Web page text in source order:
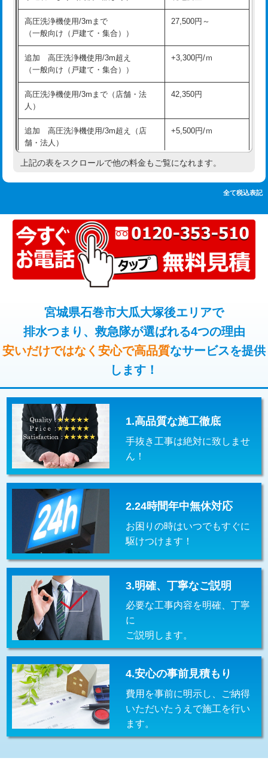
追加人工 16,500円
廃棄・処分 現場見積
※給水管工事は20mmまでの価格です。
持込商品取付（混合水栓）
持込商品取付（浄水器・分岐水栓） 16,500円
業）
排水管工事（追加 排水管工事/3ｍ超
え）
マス交換（土の掘削・埋め戻し作業） 11,000円~
マス交換（深さ50㎝以上） 66,000円
コンクリート斫り（厚さ10㎝まで） 27,500円
コンクリート斫り（厚さ10㎝超え） 38,500円
モルタル補修（厚さ10㎝まで） 27,500円
モルタル補修（厚さ10㎝超え） 38,500円
追加人工 16,500円
高圧洗浄機使用/3mまで
（一般向け（戸建て・集合））
27,500円～
追加 高圧洗浄機使用/3m超え
（一般向け（戸建て・集合））
+3,300円/ｍ
高圧洗浄機使用/3mまで（店舗・法
人）
42,350円
追加 高圧洗浄機使用/3m超え（店
舗・法人）
+5,500円/ｍ
高度高圧洗浄換 現地調査
トーラー機使用/3mまで 33,000円
追加トーラー機使用/3m超え +3,300円
カメラ調査 33,000円
止水・漏水調査・防水処理・清掃・修
理・調整・分解・加工など（軽作業）
11,000円
止水・漏水調査・防水処理・清掃・修
理・調整・分解・加工など（中作業）
22,000円
止水・漏水調査・防水処理・清掃・修
理・調整・分解・加工など（重作業）
33,000円
その他部品の脱着 8,800円～
交換・取付（タンク） 22,000円+材料費
交換・取付(単水栓（壁付・デッキ
式）)
13,200円+材料費
交換・取付(混合水栓（壁付・デッキ
式・ワンホール）)
16,500円+材料費
交換・取付(排水栓・排水トラップ
（P/S/ポップアップ））
22,000円+材料費
交換・取付（その他部品） 11,000円+材料費
持込商品取付（単水栓） 13,200円
持込商品取付（混合水栓） 16,500円
持込商品取付（浄水器・分岐水栓） 16,500円
給水管工事※（ホール加工) 16,500円
給水管工事※（バンド止め) 3,300円
給水管工事※（支持金具設置)
上記の表をスクロールで他の料金もご覧になれます。
全て税込表記
宮城県石巻市大瓜大塚後エリアで
排水つまり、救急隊が選ばれる4つの理由
安いだけではなく安心で高品質なサービスを提供
します！
1.高品質な施工徹底
手抜き工事は絶対に致しませ
ん！
2.24時間年中無休対応
お困りの時はいつでもすぐに
駆けつけます！
3.明確、丁寧なご説明
必要な工事内容を明確、丁寧
に
ご説明します。
4.安心の事前見積もり
費用を事前に明示し、ご納得
いただいたうえで施工を行い
ます。